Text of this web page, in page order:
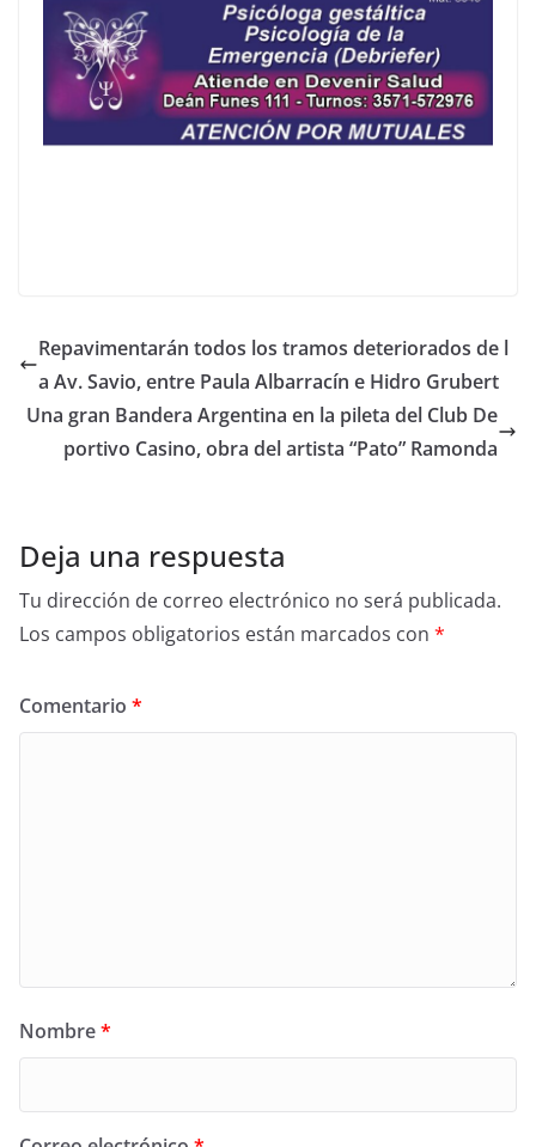
Repavimentarán todos los tramos deteriorados de l
a Av. Savio, entre Paula Albarracín e Hidro Grubert
Una gran Bandera Argentina en la pileta del Club De
portivo Casino, obra del artista “Pato” Ramonda
Deja una respuesta
Tu dirección de correo electrónico no será publicada.
Los campos obligatorios están marcados con *
Comentario *
Nombre*